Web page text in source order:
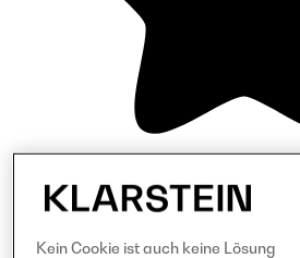
Kein Cookie ist auch keine Lösung